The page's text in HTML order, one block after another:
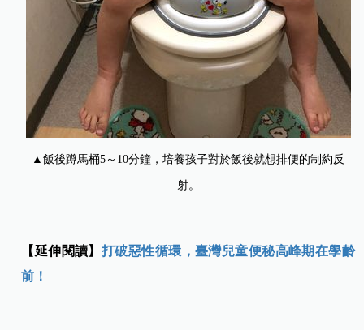
▲飯後蹲馬桶5～10分鐘，培養孩子對於飯後就想排便的制約反
射。
【延伸閱讀】 打破惡性循環，臺灣兒童便秘高峰期在學齡
前！